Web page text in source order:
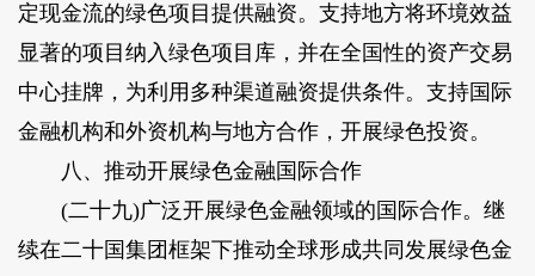
定现金流的绿色项目提供融资。支持地方将环境效益
显著的项目纳入绿色项目库，并在全国性的资产交易
中心挂牌，为利用多种渠道融资提供条件。支持国际
金融机构和外资机构与地方合作，开展绿色投资。
八、推动开展绿色金融国际合作
(二十九)广泛开展绿色金融领域的国际合作。继
续在二十国集团框架下推动全球形成共同发展绿色金